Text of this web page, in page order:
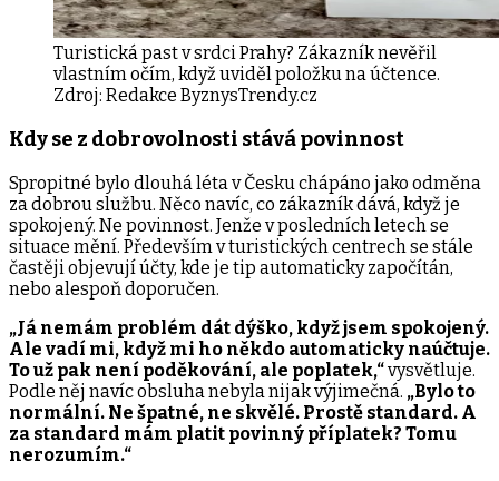
Turistická past v srdci Prahy? Zákazník nevěřil
vlastním očím, když uviděl položku na účtence.
Zdroj: Redakce ByznysTrendy.cz
Kdy se z dobrovolnosti stává povinnost
Spropitné bylo dlouhá léta v Česku chápáno jako odměna
za dobrou službu. Něco navíc, co zákazník dává, když je
spokojený. Ne povinnost. Jenže v posledních letech se
situace mění. Především v turistických centrech se stále
častěji objevují účty, kde je tip automaticky započítán,
nebo alespoň doporučen.
„Já nemám problém dát dýško, když jsem spokojený.
Ale vadí mi, když mi ho někdo automaticky naúčtuje.
To už pak není poděkování, ale poplatek,“vysvětluje.
Podle něj navíc obsluha nebyla nijak výjimečná. „Bylo to
normální. Ne špatné, ne skvělé. Prostě standard. A
za standard mám platit povinný příplatek? Tomu
nerozumím.“